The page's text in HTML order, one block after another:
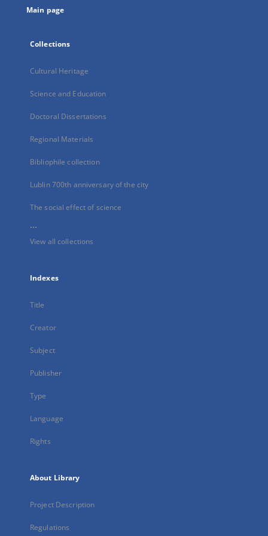
Main page
Collections
Cultural Heritage
Science and Education
Doctoral Dissertations
Regional Materials
Bibliophile collection
Lublin 700th anniversary of the city
The social effect of science
...
View all collections
Indexes
Title
Creator
Subject
Publisher
Type
Language
Rights
About Library
Project Description
Regulations